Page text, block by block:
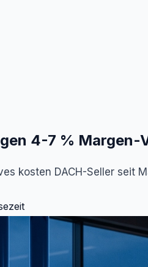
4-7 % Margen-
kosten DACH-Seller